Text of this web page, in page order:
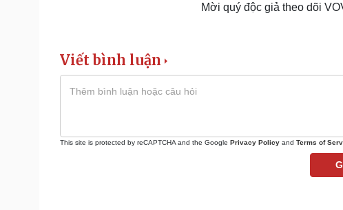
Mời quý độc giả theo dõi
Viết bình luận
This site is protected by reCAPTCHA and the Google Privacy Policy and Terms of